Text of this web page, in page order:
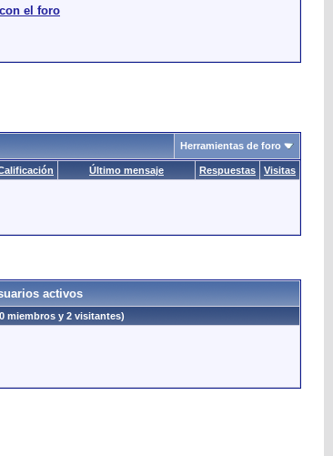
el foro
Herramientas de foro
Último mensaje Respuestas Visitas
activos
miembros y 2 visitantes)